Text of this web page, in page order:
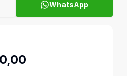
WhatsApp